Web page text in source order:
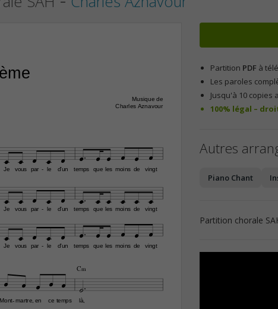
Musique de
Charles Aznavour
Je vous par le
- d'un temps que les moins de vingt
Je vous par le
- d'un temps que les moins de vingt
Je vous par le
- d'un temps que les moins de vingt
Mont martre,
- en ce temps là,
C‹
          
          
          
     
Partition PDF à
Les paroles
Jusqu'à 10 copies
100% légal –
Autres
Piano Chant
Partition chorale